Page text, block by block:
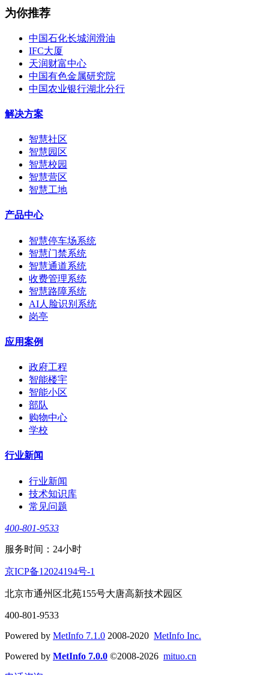
为你推荐
中国石化长城润滑油
IFC大厦
天润财富中心
中国有色金属研究院
中国农业银行湖北分行
解决方案
智慧社区
智慧园区
智慧校园
智慧营区
智慧工地
产品中心
智慧停车场系统
智慧门禁系统
智慧通道系统
收费管理系统
智慧路障系统
AI人脸识别系统
岗亭
应用案例
政府工程
智能楼宇
智能小区
部队
购物中心
学校
行业新闻
行业新闻
技术知识库
常见问题
400-801-9533
服务时间：24小时
京ICP备12024194号-1
北京市通州区北苑155号大唐高新技术园区
400-801-9533
Powered by MetInfo 7.1.0 2008-2020 MetInfo Inc.
Powered by MetInfo 7.0.0 ©2008-2026 mituo.cn